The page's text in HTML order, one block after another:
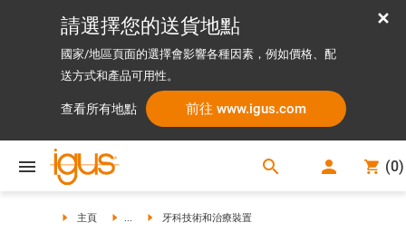
請選擇您的送貨地點
國家/地區頁面的選擇會影響各種因素，例如價格、配
送方式和產品可用性。
查看所有地點 前往 www.igus.com
search (0)
主頁 ... 牙科技術和治療裝置